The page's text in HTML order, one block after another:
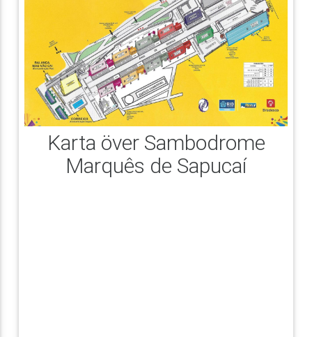
Karta över Sambodrome
Marquês de Sapucaí